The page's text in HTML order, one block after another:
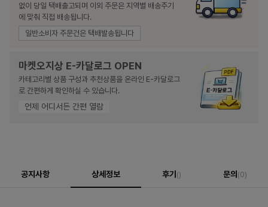
없이 당일 택배출고되며 이외 주문은 지역별 배송주기
에 맞춰 직접 배송됩니다.
일반소비자 주문건은 택배발송됩니다
마켓오지상 E-카달로그 OPEN
카테고리별 상품 구성과 추천상품을 온라인 E-카달로그
로 간편하게 확인하실 수 있습니다.
언제 어디서든 간편 열람
공지사항 상세정보 후기 () 문의 (0)